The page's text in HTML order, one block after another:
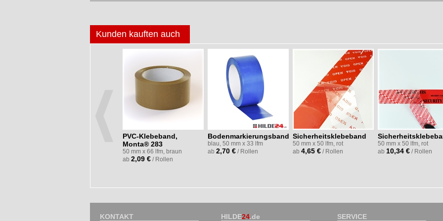
Kunden kauften auch
PVC-Klebeband,
Monta® 283
50 mm x 66 lfm, braun
ab 2,09 € / Rollen
Bodenmarkierungsband
blau, 50 mm x 33 lfm
ab 2,70 € / Rollen
Sicherheitsklebeband
50 mm x 50 lfm, rot
ab 4,65 € / Rollen
50 mm x 50 lfm, rot
ab 10,34 € / Rollen
KONTAKT HILDE24.de SERVICE